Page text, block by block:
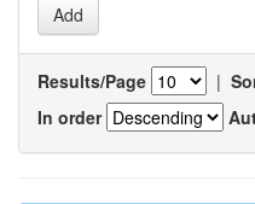
Results/Page |
In order